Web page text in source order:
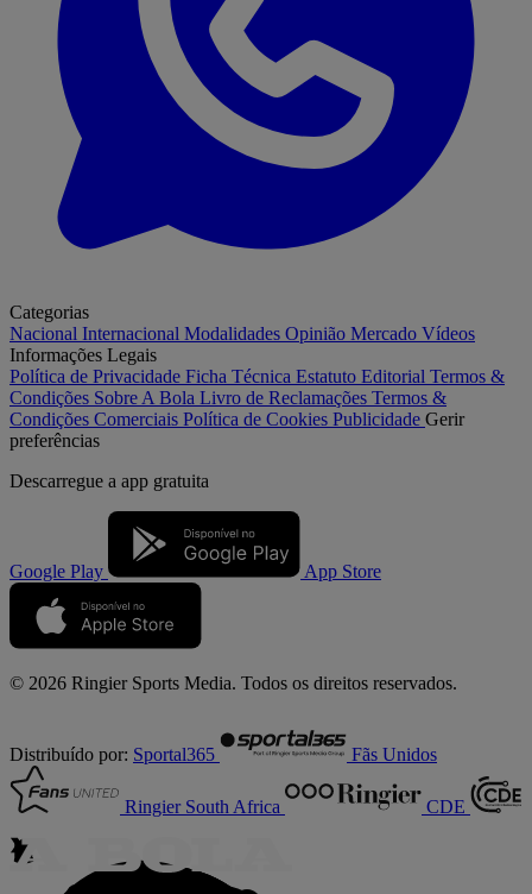
Categorias
Nacional Internacional Modalidades Opinião Mercado Vídeos
Informações Legais
Política de Privacidade Ficha Técnica Estatuto Editorial Termos &
Condições Sobre A Bola Livro de Reclamações Termos &
Condições Comerciais Política de Cookies Publicidade Gerir
preferências
Descarregue a app gratuita
Google Play App Store
© 2026 Ringier Sports Media. Todos os direitos reservados.
Distribuído por: Sportal365 Fãs Unidos
Ringier South Africa CDE